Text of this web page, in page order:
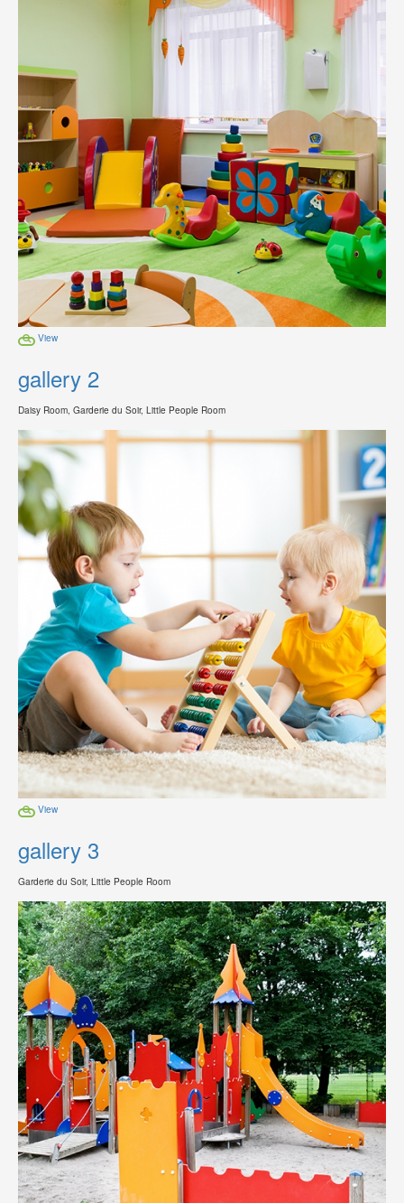
View
gallery 2
Daisy Room, Garderie du Soir, Little People Room
View
gallery 3
Garderie du Soir, Little People Room